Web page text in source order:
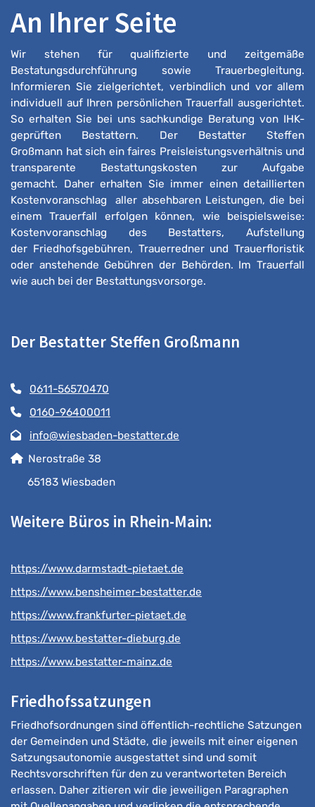
An Ihrer Seite
Wir stehen für qualifizierte und zeitgemäße
Bestatungsdurchführung sowie Trauerbegleitung.
Informieren Sie zielgerichtet, verbindlich und vor allem
individuell auf Ihren persönlichen Trauerfall ausgerichtet.
So erhalten Sie bei uns sachkundige Beratung von IHK-
geprüften Bestattern. Der Bestatter Steffen
Großmann hat sich ein faires Preisleistungsverhältnis und
transparente Bestattungskosten zur Aufgabe
gemacht. Daher erhalten Sie immer einen detaillierten
Kostenvoranschlag aller absehbaren Leistungen, die bei
einem Trauerfall erfolgen können, wie beispielsweise:
Kostenvoranschlag des Bestatters, Aufstellung
der Friedhofsgebühren, Trauerredner und Trauerfloristik
oder anstehende Gebühren der Behörden. Im Trauerfall
wie auch bei der Bestattungsvorsorge.
Der Bestatter Steffen Großmann
0611-56570470
0160-96400011
info@wiesbaden-bestatter.de
Nerostraße 38
65183 Wiesbaden
Weitere Büros in Rhein-Main:
https://www.darmstadt-pietaet.de
https://www.bensheimer-bestatter.de
https://www.frankfurter-pietaet.de
https://www.bestatter-dieburg.de
https://www.bestatter-mainz.de
Friedhofssatzungen
Friedhofsordnungen sind öffentlich-rechtliche Satzungen
der Gemeinden und Städte, die jeweils mit einer eigenen
Satzungsautonomie ausgestattet sind und somit
Rechtsvorschriften für den zu verantworteten Bereich
erlassen. Daher zitieren wir die jeweiligen Paragraphen